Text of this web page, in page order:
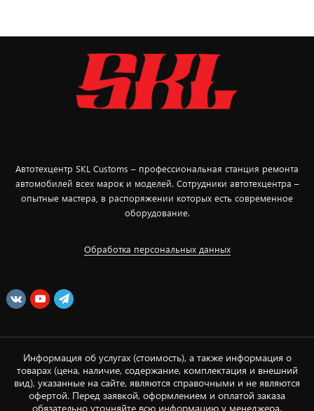
Автотехцентр SKL Customs – профессиональная станция ремонта
автомобилей всех марок и моделей. Сотрудники автотехцентра –
опытные мастера, в распоряжении которых есть современное
оборудование.
Обработка персональных данных
Информация об услугах (стоимость), а также информация о
товарах (цена, наличие, содержание, комплектация и внешний
вид), указанные на сайте, являются справочными и не являются
офертой. Перед заявкой, оформлением и оплатой заказа
обязательно уточняйте всю информацию у менеджера.